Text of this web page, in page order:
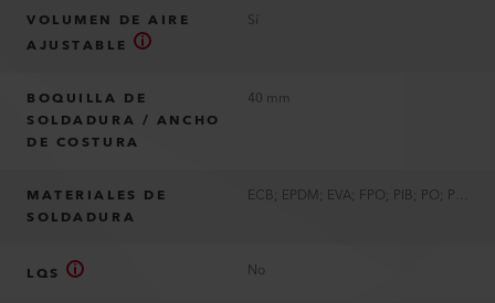
VOLUMEN DE AIRE
AJUSTABLE
Sí
BOQUILLA DE
SOLDADURA / ANCHO
DE COSTURA
40 mm
MATERIALES DE
SOLDADURA
LQS No